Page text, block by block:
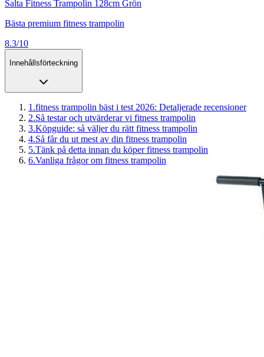
Salta Fitness Trampolin 128cm Grön
Bästa premium fitness trampolin
8.3/10
Innehållsförteckning
1 .fitness trampolin bäst i test 2026: Detaljerade recensioner
2.Så testar och utvärderar vi fitness trampolin
3.Köpguide: så väljer du rätt fitness trampolin
4.Så får du ut mest av din fitness trampolin
5.Tänk på detta innan du köper fitness trampolin
6.Vanliga frågor om fitness trampolin